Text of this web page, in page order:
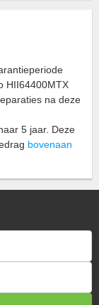
HII64400MTX
na deze
5 jaar. Deze
bovenaan